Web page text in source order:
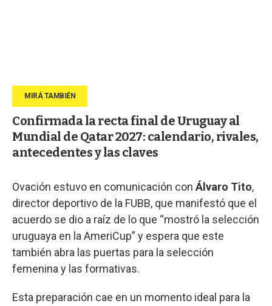
Confirmada la recta final de Uruguay al
Mundial de Qatar 2027: calendario, rivales,
antecedentes y las claves
Ovación estuvo en comunicación con Álvaro Tito,
director deportivo de la FUBB, que manifestó que el
acuerdo se dio a raíz de lo que “mostró la selección
uruguaya en la AmeriCup” y espera que este
también abra las puertas para la selección
femenina y las formativas.
Esta preparación cae en un momento ideal para la